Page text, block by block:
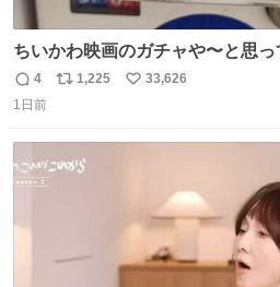
ちいかわ映画のガチャや〜と思
って気まずい
返
信
4
リ
ト
1,225
い
33,626
1日前